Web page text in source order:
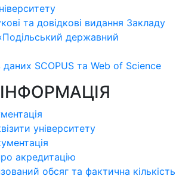
та довідкові видання Закладу
державний
SCOPUS та Web of Science
університету
акредитацію
обсяг та фактична кількість